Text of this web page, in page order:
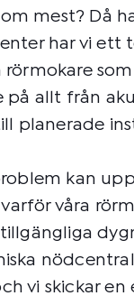
mest? Då
har vi ett
rörmokare
på allt från
planerade
kan
varför våra
vi skickar en